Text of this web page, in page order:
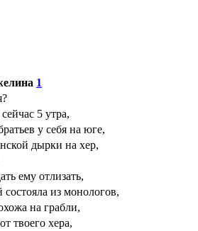
1
5 утра,
у себя на юге,
дырки на хер,
ему отлизать,
из монологов,
на грабли,
твоего хера,